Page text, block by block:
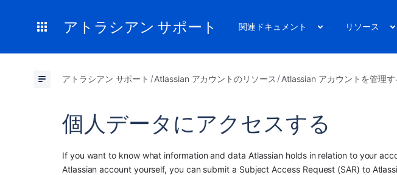
アトラシアン サポート 関連ドキュメント リソース
アトラシアン サポート Atlassian アカウントのリソース Atlassian アカウントを管理す
個人データにアクセスする
If you want to know what information and data Atlassian holds in relation to your
Atlassian account yourself, you can submit a Subject Access Request (SAR) to